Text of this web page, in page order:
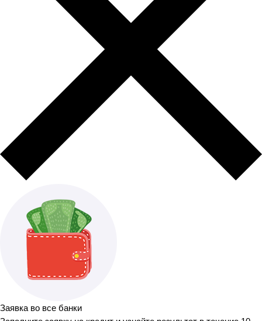
Заявка во все банки